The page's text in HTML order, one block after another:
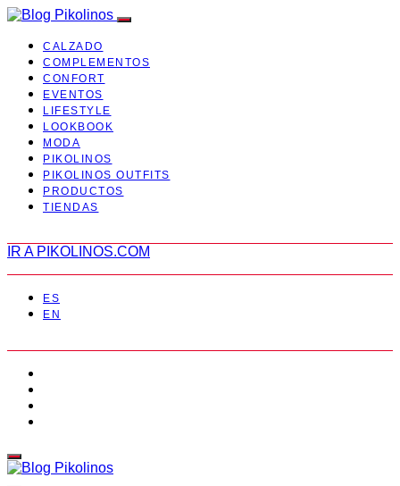
CALZADO
COMPLEMENTOS
CONFORT
EVENTOS
LIFESTYLE
LOOKBOOK
MODA
PIKOLINOS
PIKOLINOS OUTFITS
PRODUCTOS
TIENDAS
IR A PIKOLINOS.COM
ES
EN